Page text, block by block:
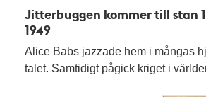
Jitterbuggen kommer till stan
1949
Alice Babs jazzade hem i mångas
talet. Samtidigt pågick kriget i